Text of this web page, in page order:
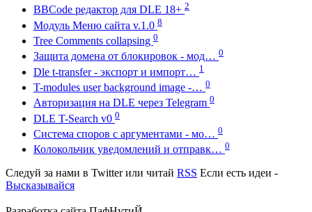
BBCode редактор для DLE 18+ 2
Модуль Меню сайта v.1.0 8
Tree Comments collapsing 0
Защита домена от блокировок - мод… 0
Dle t-transfer - экспорт и импорт… 1
T-modules user background image -… 0
Авторизация на DLE через Telegram 0
DLE T-Search v0 0
Система споров с аргументами - мо… 0
Колокольчик уведомлений и отправк… 0
Следуй за нами в Twitterили читай RSS Если есть идеи -
Высказывайся